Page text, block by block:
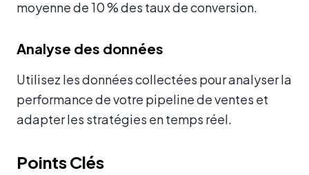
moyenne de 10 % des taux de conversion.
Analyse des données
Utilisez les données collectées pour analyser la
performance de votre pipeline de ventes et
adapter les stratégies en temps réel.
Points Clés